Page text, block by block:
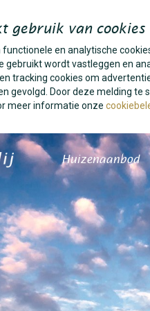
gebruik van cookies
en analytische
gebruikt wordt vastleggen en
tracking cookies om
gevolgd. Door deze melding
meer informatie onze
Huizenaanbod